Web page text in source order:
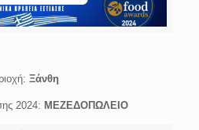
Ξάνθη
2024: ΜΕΖΕΔΟΠΩΛΕΙΟ